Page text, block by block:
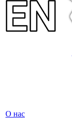
О нас